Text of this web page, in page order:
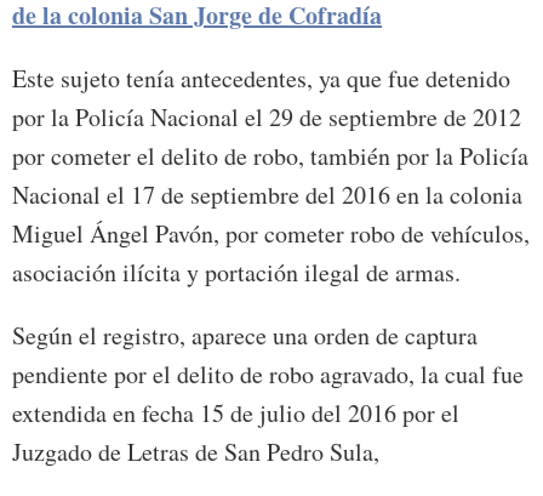
de la colonia San Jorge de Cofradía
Este sujeto tenía antecedentes, ya que fue detenido
por la Policía Nacional el 29 de septiembre de 2012
por cometer el delito de robo, también por la Policía
Nacional el 17 de septiembre del 2016 en la colonia
Miguel Ángel Pavón, por cometer robo de vehículos,
asociación ilícita y portación ilegal de armas.
Según el registro, aparece una orden de captura
pendiente por el delito de robo agravado, la cual fue
extendida en fecha 15 de julio del 2016 por el
Juzgado de Letras de San Pedro Sula,